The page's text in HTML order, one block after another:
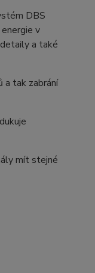
DBS
v
a také
a tak zabrání
mít stejné